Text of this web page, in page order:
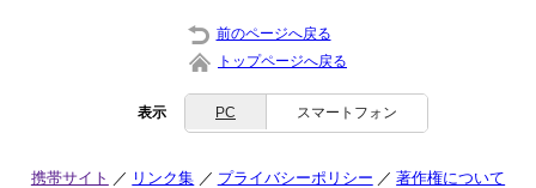
前のページへ戻る
トップページへ戻る
表示 PC スマートフォン
携帯サイト リンク集 プライバシーポリシー 著作権について